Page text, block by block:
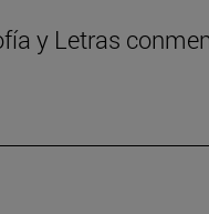
y Letras